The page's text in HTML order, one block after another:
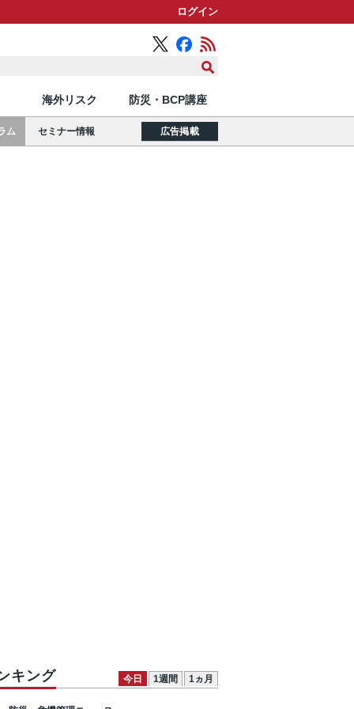
ログイン
海外リスク 防災・BCP講座
ム セミナー情報 広告掲載
キング 今日 1週間 1ヵ月